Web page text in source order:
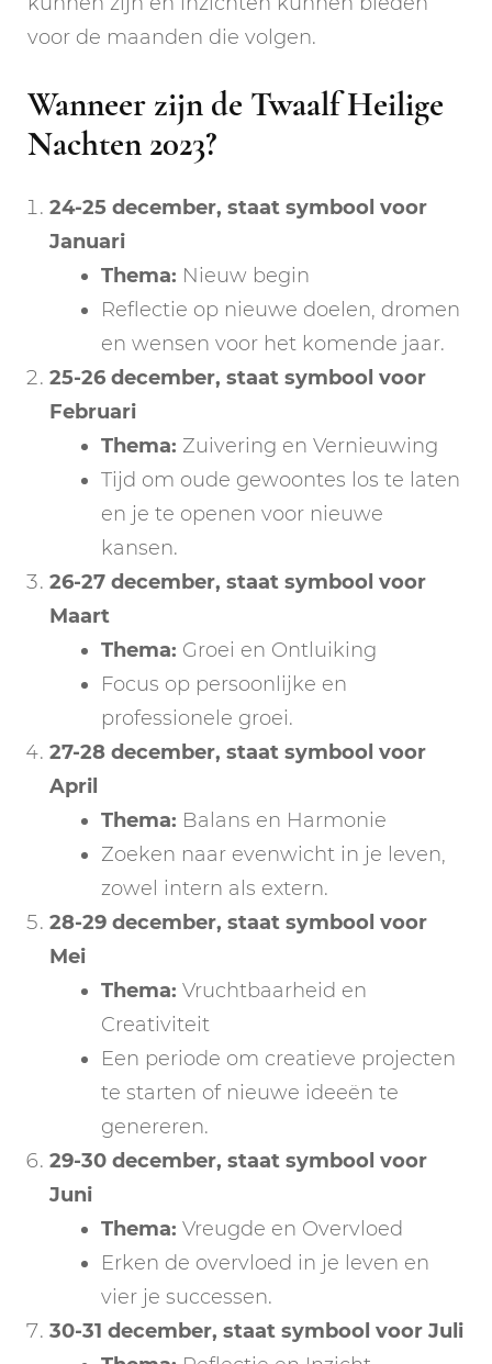
voor de maanden die volgen.
Wanneer zijn de Twaalf Heilige
Nachten 2023?
24-25 december, staat symbool voor
Januari
Thema: Nieuw begin
Reflectie op nieuwe doelen, dromen
en wensen voor het komende jaar.
25-26 december, staat symbool voor
Februari
Thema: Zuivering en Vernieuwing
Tijd om oude gewoontes los te laten
en je te openen voor nieuwe
kansen.
26-27 december, staat symbool voor
Maart
Thema: Groei en Ontluiking
Focus op persoonlijke en
professionele groei.
27-28 december, staat symbool voor
April
Thema: Balans en Harmonie
Zoeken naar evenwicht in je leven,
zowel intern als extern.
28-29 december, staat symbool voor
Mei
Thema: Vruchtbaarheid en
Creativiteit
Een periode om creatieve projecten
te starten of nieuwe ideeën te
genereren.
29-30 december, staat symbool voor
Juni
Thema: Vreugde en Overvloed
Erken de overvloed in je leven en
vier je successen.
30-31 december, staat symbool voor Juli